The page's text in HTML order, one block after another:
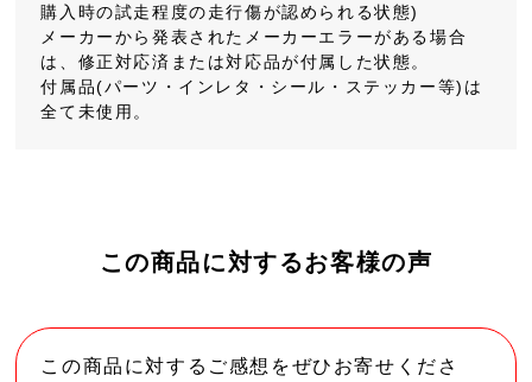
購入時の試走程度の走行傷が認められる状態)
メーカーから発表されたメーカーエラーがある場合
は、修正対応済または対応品が付属した状態。
付属品(パーツ・インレタ・シール・ステッカー等)は
全て未使用。
この商品に対するお客様の声
この商品に対するご感想をぜひお寄せくださ